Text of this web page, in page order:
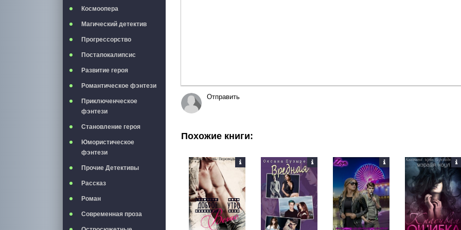
Космоопера
Магический детектив
Прогрессорство
Постапокалипсис
Развитие героя
Романтическое фэнтези
Приключенческое
фэнтези
Становление героя
Юмористическое
фэнтези
Прочие Детективы
Рассказ
Роман
Современная проза
Отправить
Похожие книги: